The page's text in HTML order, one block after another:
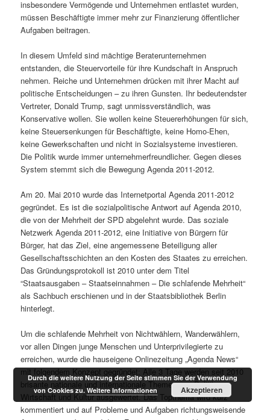
insbesondere Vermögende und Unternehmen entlastet wurden,
müssen Beschäftigte immer mehr zur Finanzierung öffentlicher
Aufgaben beitragen.
In diesem Umfeld sind mächtige Beraterunternehmen
entstanden, die Steuervorteile für ihre Kundschaft in Anspruch
nehmen. Reiche und Unternehmen drücken mit ihrer Macht auf
politische Entscheidungen – zu ihren Gunsten. Ihr bedeutendster
Vertreter, Donald Trump, sagt unmissverständlich, was
Konservative wollen. Sie wollen keine Steuererhöhungen für sich,
keine Steuersenkungen für Beschäftigte, keine Homo-Ehen,
keine Gewerkschaften und nicht in Sozialsysteme investieren.
Die Politik wurde immer unternehmerfreundlicher. Gegen dieses
System stemmt sich die Bewegung Agenda 2011-2012.
Am 20. Mai 2010 wurde das Internetportal Agenda 2011-2012
gegründet. Es ist die sozialpolitische Antwort auf Agenda 2010,
die von der Mehrheit der SPD abgelehnt wurde. Das soziale
Netzwerk Agenda 2011-2012, eine Initiative von Bürgern für
Bürger, hat das Ziel, eine angemessene Beteiligung aller
Gesellschaftsschichten an den Kosten des Staates zu erreichen.
Das Gründungsprotokoll ist 2010 unter dem Titel
“Staatsausgaben – Staatseinnahmen – Die schlafende Mehrheit“
als Sachbuch erschienen und in der Staatsbibliothek Berlin
hinterlegt.
Um die schlafende Mehrheit von Nichtwählern, Wanderwählern,
vor allen Dingen junge Menschen und Unterprivilegierte zu
erreichen, wurde die hauseigene Onlinezeitung „Agenda News“
mit folgendem Konzept gegründet: Alle 3 Tage werden seit 2010
brisante nationale und internationale Themen aus Politik,
Wirtschaft und Kultur ausgewertet. Das Topthema wird kurz
kommentiert und auf Probleme und Aufgaben richtungsweisende
Durch die weitere Nutzung der Seite stimmen Sie der Verwendung
von Cookies zu.Weitere Informationen Akzeptieren